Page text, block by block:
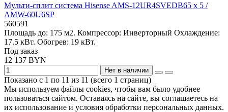
Мульти-сплит система Hisense AMS-12UR4SVEDB65 x 5 /
AMW-60U6SP
560591
Площадь до: 175 м2. Компрессор: Инверторный Охлаждение:
17.5 кВт. Обогрев: 19 кВт.
Под заказ
12 137 BYN
Нет в наличии
Показано с 1 по 11 из 11 (всего 1 страниц)
Мы используем файлы cookies, чтобы вам было удобнее
пользоваться сайтом. Оставаясь на сайте, вы соглашаетесь на
их использование и условия обработки персональных данных.